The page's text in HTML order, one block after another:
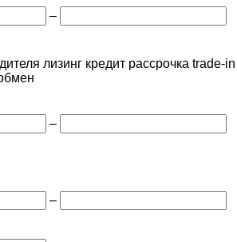
–
лизинг кредит рассрочка trade-in
–
–